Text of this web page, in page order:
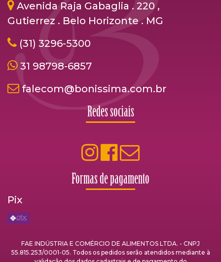
Avenida Raja Gabaglia . 220 ,
Gutierrez . Belo Horizonte . MG
(31) 3296-5300
31 98798-6857
falecom@bonissima.com.br
Redes sociais
Formas de pagamento
Pix
FAE INDÚSTRIA E COMÉRCIO DE ALIMENTOS LTDA. - CNPJ
55.815.253/0001-05. Todos os pedidos serão atendidos mediante à